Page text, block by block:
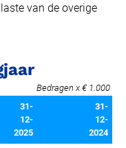
van de overige
Bedragen x € 1.000
31-
12-
2025
31-
12-
2024